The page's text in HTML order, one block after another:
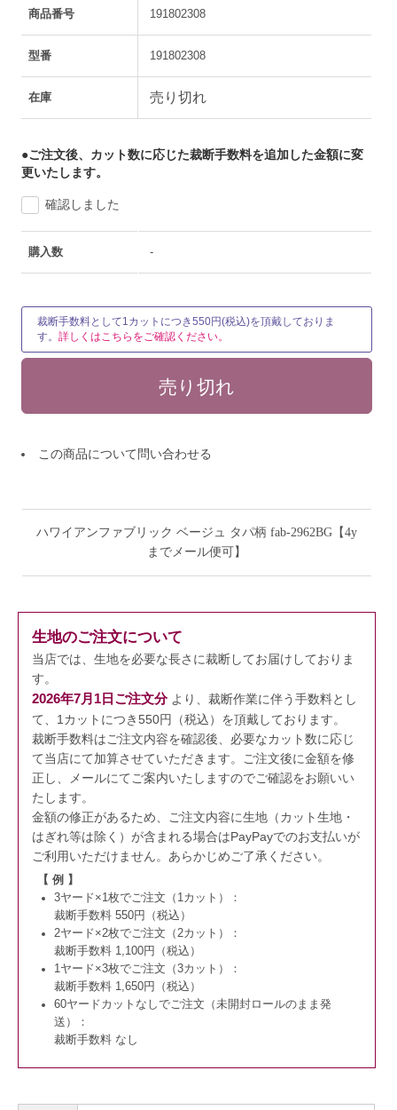
商品番号 191802308
型番 191802308
在庫 売り切れ
●ご注文後、カット数に応じた裁断手数料を追加した金額に変
更いたします。
確認しました
購入数 -
裁断手数料として1カットにつき550円(税込)を頂戴しておりま
す。詳しくはこちらをご確認ください。
この商品について問い合わせる
ハワイアンファブリック ベージュ タパ柄 fab-2962BG【4y
までメール便可】
生地のご注文について
当店では、生地を必要な長さに裁断してお届けしておりま
す。
2026年7月1日ご注文分より、裁断作業に伴う手数料とし
て、1カットにつき550円（税込）を頂戴しております。
裁断手数料はご注文内容を確認後、必要なカット数に応じ
て当店にて加算させていただきます。
ご注文後に金額を修
正し、メールにてご案内いたしますのでご確認をお願いい
たします。
金額の修正があるため、ご注文内容に生地（カット生地・
はぎれ等は除く）が含まれる場合はPayPayでのお支払いが
ご利用いただけません。 あらかじめご了承ください。
【 例 】
3ヤード×1枚でご注文（1カット）：
裁断手数料 550円（税込）
2ヤード×2枚でご注文（2カット）：
裁断手数料 1,100円（税込）
1ヤード×3枚でご注文（3カット）：
裁断手数料 1,650円（税込）
60ヤードカットなしでご注文（未開封ロールのまま発
送）：
裁断手数料 なし